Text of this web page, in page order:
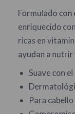
Formulado
enriquecido
ricas en
ayudan a
Suave con
Para